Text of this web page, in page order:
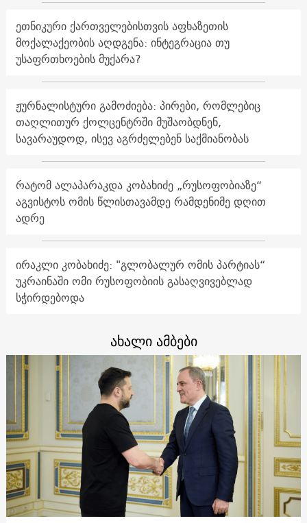
ეთნიკური ქართველებისთვის აფხაზეთის
მოქალაქეობის აღდგენა: ინტეგრაცია თუ
უსაფრთხოების მუქარა?
ჟურნალისტური გამოძიება: პირები, რომლებიც
თაღლითურ ქოლცენტრში მუშაობდნენ,
სავარაუდოდ, ისევ აგრძელებენ საქმიანობას
რატომ ალაპარაკდა კობახიძე „რუსოფობიაზე“
აგვისტოს ომის წლისთავამდე რამდენიმე დღით
ადრე
ირაკლი კობახიძე: "გლობალურ ომის პარტიას“
უკრაინაში ომი რუსოფობიის გასაღვივებლად
სჭირდებოდა
ახალი ამბები